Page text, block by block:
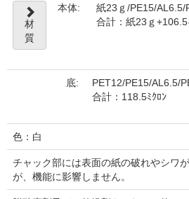
材
質
本体:
紙23ｇ/PE15/
合計：紙23ｇ+106.5
底:
PET12/PE15/AL6.5/
合計：118.5ﾐｸﾛﾝ
色：白
チャック部には表面の紙の破れやシワ
が、機能に影響しません。